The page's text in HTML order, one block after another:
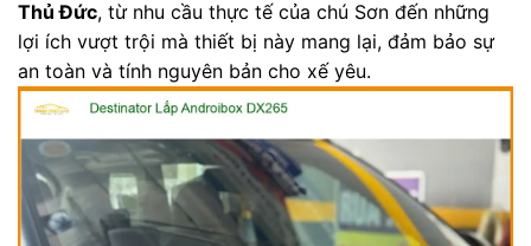
Thủ Đức, từ nhu cầu thực tế của chú Sơn đến những
lợi ích vượt trội mà thiết bị này mang lại, đảm bảo sự
an toàn và tính nguyên bản cho xế yêu.